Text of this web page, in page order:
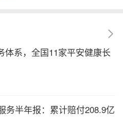
留存率更高，平安5年及
年初提升1.6个百分点，客
客户留存率更高，持有集
比为26.6%，较年初提
线上+线下"渠道网络，平
线下，平安共拥有超
体系，全国11家平安健康长
务半年报：累计赔付208.9亿